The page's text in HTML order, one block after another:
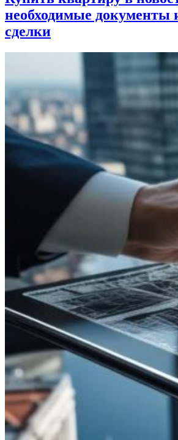
необходимые документы
сделки